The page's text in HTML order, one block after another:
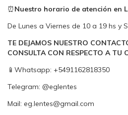
⏰Nuestro horario de atención en
De Lunes a Viernes de 10 a 19 hs y
TE DEJAMOS NUESTRO
CONSULTA CON RESPECTO A TU
📱Whatsapp: +5491162818350
Telegram: @eglentes
Mail: eg.lentes@gmail.com